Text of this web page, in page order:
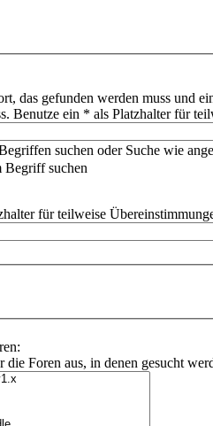
das gefunden werden muss und
Benutze ein * als Platzhalter für
suchen oder Suche wie
Begriff suchen
für teilweise
die Foren aus, in denen gesucht